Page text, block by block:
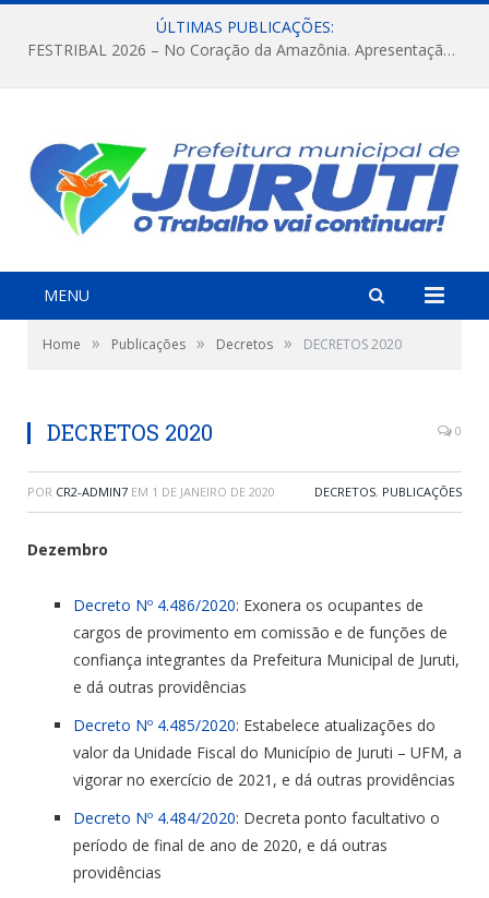
ÚLTIMAS PUBLICAÇÕES:
FESTRIBAL 2026 – No Coração da Amazônia. Apresentação da Munduruku.
MENU
Home » Publicações » Decretos » DECRETOS 2020
DECRETOS 2020 0
POR CR2-ADMIN7 EM 1 DE JANEIRO DE 2020 DECRETOS, PUBLICAÇÕES
Dezembro
Decreto Nº 4.486/2020: Exonera os ocupantes de
cargos de provimento em comissão e de funções de
confiança integrantes da Prefeitura Municipal de Juruti,
e dá outras providências
Decreto Nº 4.485/2020: Estabelece atualizações do
valor da Unidade Fiscal do Município de Juruti – UFM, a
vigorar no exercício de 2021, e dá outras providências
Decreto Nº 4.484/2020: Decreta ponto facultativo o
período de final de ano de 2020, e dá outras
providências